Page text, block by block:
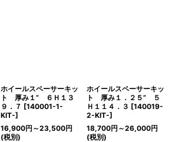
ホイールスペーサーキッ
ト 厚み１” ６Ｈ１３
９．７ [140001-1-
KIT-]
16,900円 ～23,500円
(税別)
ホイールスペーサーキッ
ト 厚み１．２５” ５
Ｈ１１４．３ [140019-
2-KIT-]
18,700円 ～26,000円
(税別)